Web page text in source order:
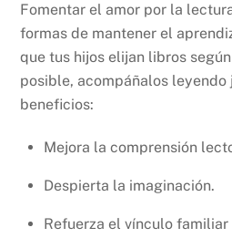
Fomentar el amor por la
formas de mantener el
que tus hijos elijan libros
posible, acompáñalos leyendo
beneficios:
Mejora la comprensión
Despierta la imaginación.
Refuerza el vínculo familiar